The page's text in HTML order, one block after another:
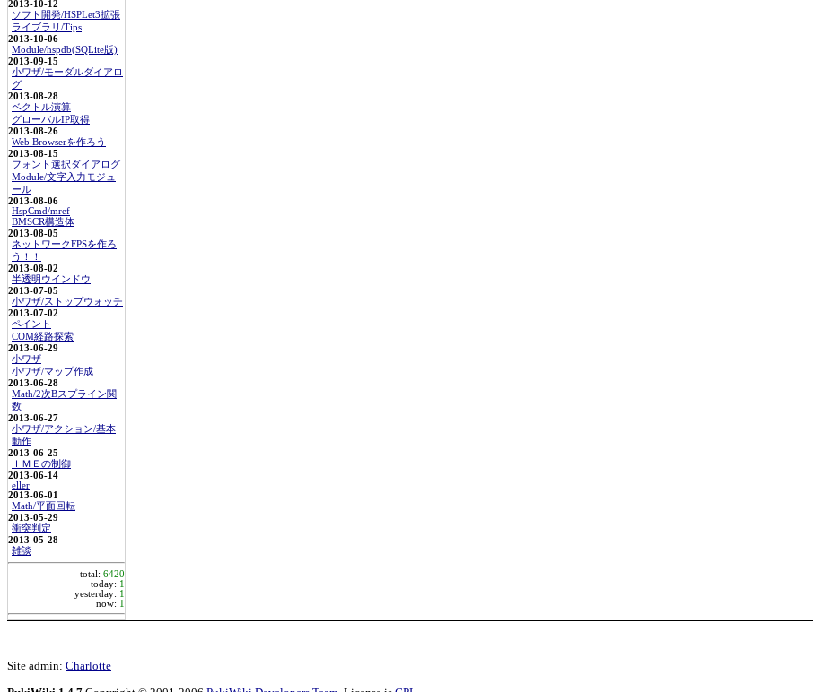
2013-10-12
ソフト開発/HSPLet3拡張
ライブラリ/Tips
2013-10-06
Module/hspdb(SQLite版)
2013-09-15
小ワザ/モーダルダイアロ
グ
2013-08-28
ベクトル演算
グローバルIP取得
2013-08-26
Web Browserを作ろう
2013-08-15
フォント選択ダイアログ
Module/文字入力モジュ
ール
2013-08-06
HspCmd/mref
BMSCR構造体
2013-08-05
ネットワークFPSを作ろ
う！！
2013-08-02
半透明ウインドウ
2013-07-05
小ワザ/ストップウォッチ
2013-07-02
ペイント
COM経路探索
2013-06-29
小ワザ
小ワザ/マップ作成
2013-06-28
Math/2次Bスプライン関
数
2013-06-27
小ワザ/アクション/基本
動作
2013-06-25
ＩＭＥの制御
2013-06-14
eller
2013-06-01
Math/平面回転
2013-05-29
衝突判定
2013-05-28
雑談
total: 6420
today: 1
yesterday: 1
now: 1
Site admin: Charlotte